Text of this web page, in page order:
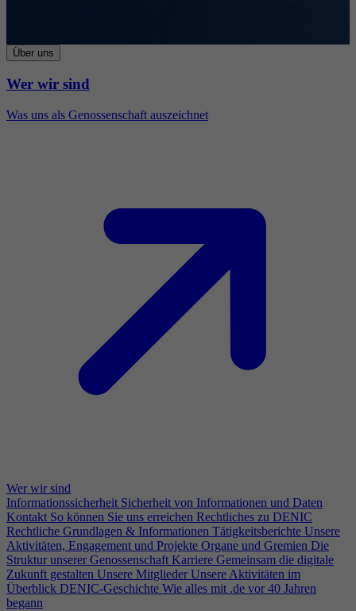
Über uns
Wer wir sind
Was uns als Genossenschaft auszeichnet
Wer wir sind
Informationssicherheit Sicherheit von Informationen und Daten
Kontakt So können Sie uns erreichen Rechtliches zu DENIC
Rechtliche Grundlagen & Informationen Tätigkeitsberichte Unsere
Aktivitäten, Engagement und Projekte Organe und Gremien Die
Struktur unserer Genossenschaft Karriere Gemeinsam die digitale
Zukunft gestalten Unsere Mitglieder Unsere Aktivitäten im
Überblick DENIC-Geschichte Wie alles mit .de vor 40 Jahren
begann